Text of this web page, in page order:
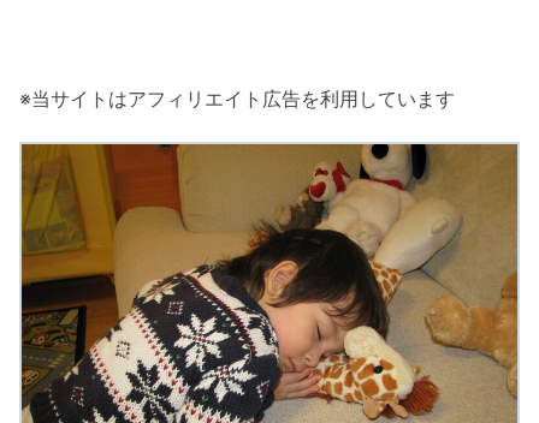
※当サイトはアフィリエイト広告を利用しています